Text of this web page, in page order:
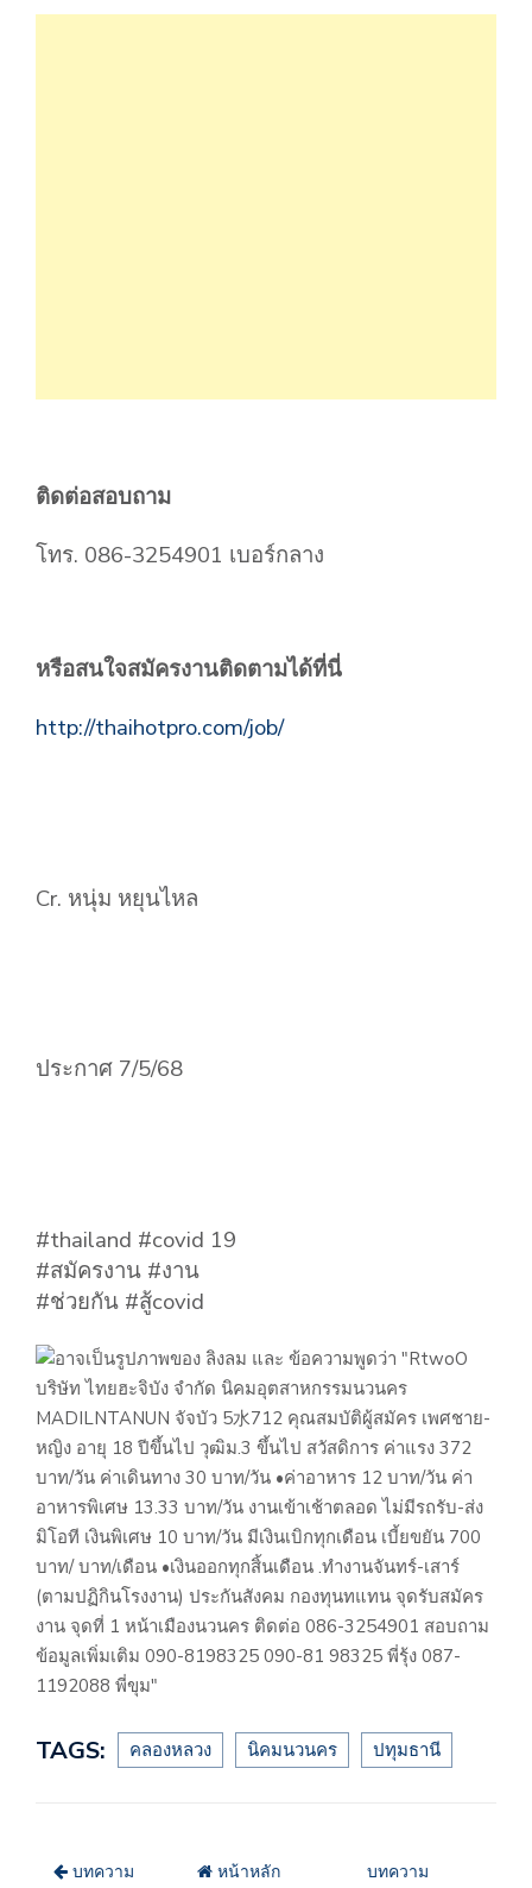
ติดต่อสอบถาม
โทร. 086-3254901 เบอร์กลาง
หรือสนใจสมัครงานติดตามได้ที่นี่
http://thaihotpro.com/job/
Cr. หนุ่ม หยุนไหล
ประกาศ 7/5/68
#thailand #covid 19
#สมัครงาน #งาน
#ช่วยกัน #สู้covid
TAGS: คลองหลวง นิคมนวนคร ปทุมธานี
บทความ หน้าหลัก บทความ